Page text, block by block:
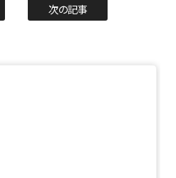
次の記事